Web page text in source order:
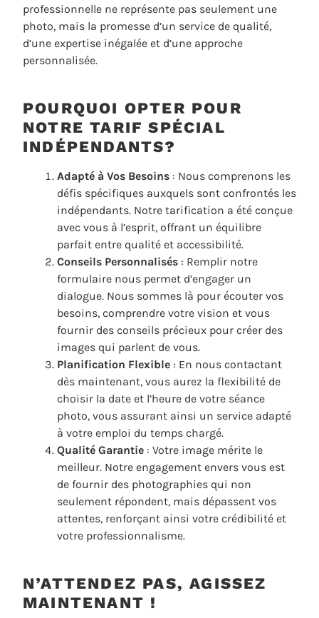
professionnelle ne représente pas seulement une
photo, mais la promesse d’un service de qualité,
d’une expertise inégalée et d’une approche
personnalisée.
POURQUOI OPTER POUR
NOTRE TARIF SPÉCIAL
INDÉPENDANTS?
Adapté à Vos Besoins : Nous comprenons les
défis spécifiques auxquels sont confrontés les
indépendants. Notre tarification a été conçue
avec vous à l’esprit, offrant un équilibre
parfait entre qualité et accessibilité.
Conseils Personnalisés : Remplir notre
formulaire nous permet d’engager un
dialogue. Nous sommes là pour écouter vos
besoins, comprendre votre vision et vous
fournir des conseils précieux pour créer des
images qui parlent de vous.
Planification Flexible : En nous contactant
dès maintenant, vous aurez la flexibilité de
choisir la date et l’heure de votre séance
photo, vous assurant ainsi un service adapté
à votre emploi du temps chargé.
Qualité Garantie : Votre image mérite le
meilleur. Notre engagement envers vous est
de fournir des photographies qui non
seulement répondent, mais dépassent vos
attentes, renforçant ainsi votre crédibilité et
votre professionnalisme.
N’ATTENDEZ PAS, AGISSEZ
MAINTENANT !